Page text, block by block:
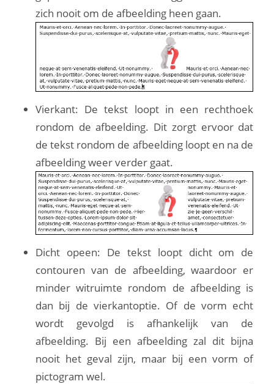
zich nooit om de afbeelding heen gaan.
Vierkant: De tekst loopt in een rechthoek
rondom de afbeelding. Dit zorgt ervoor dat
de tekst rondom de afbeelding loopt en na de
afbeelding weer verder gaat.
Dicht opeen: De tekst loopt dicht om de
contouren van de afbeelding, waardoor er
minder witruimte rondom de afbeelding is
dan bij de vierkantoptie. Of de vorm echt
wordt gevolgd is afhankelijk van de
afbeelding. Bij een afbeelding zal dit bijna
nooit het geval zijn, maar bij een vorm of
pictogram wel.